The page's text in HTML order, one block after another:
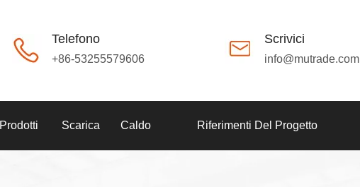
Telefono
+86-53255579606
Scrivici
info@mutrade.com
Prodotti Scarica Caldo Riferimenti Del Progetto